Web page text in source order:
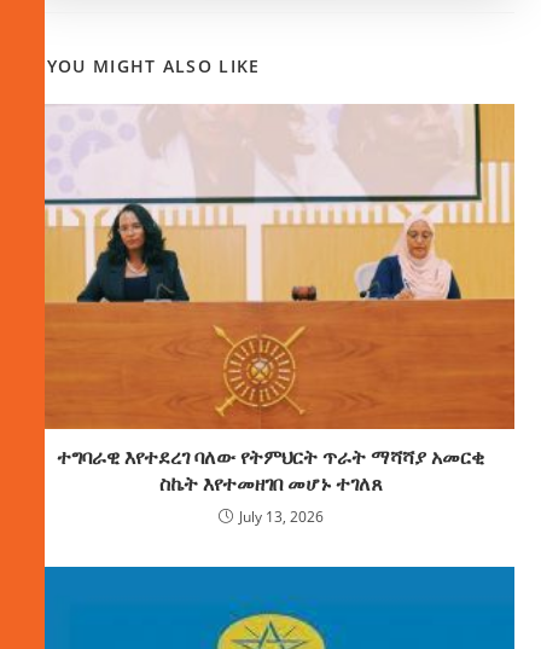
YOU MIGHT ALSO LIKE
ተግባራዊ እየተደረገ ባለው የትምህርት ጥራት ማሻሻያ አመርቂ
ስኬት እየተመዘገበ መሆኑ ተገለጸ
July 13, 2026